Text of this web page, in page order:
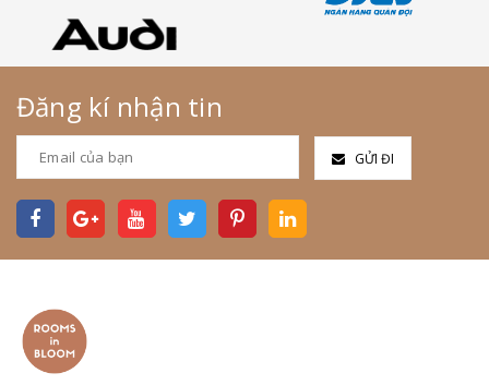
Đăng kí nhận tin
GỬI ĐI